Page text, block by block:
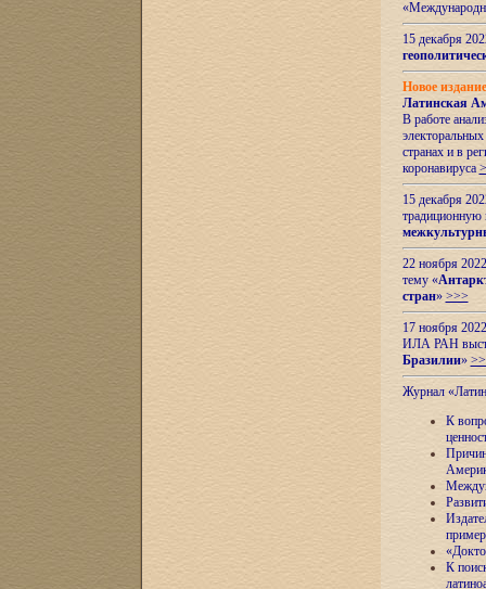
15 декабря
Новое
Латинская
В работе
странах и в
коронавируса
15 декабря
22 ноября
тему «
стран» >>>
17 ноября
ИЛА РАН
Бразилии»
Журнал
К
К